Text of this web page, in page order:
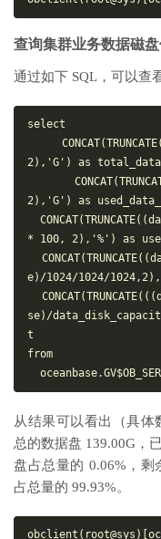
查询集群业务数据磁
通过如下 SQL，可以查
select
2),'G') as
2),'G') as
* 100, 2),'%') as
e)/1024/1024/
se)/
t
from
从结果可以看出（具
总的数据盘 139.00G，
盘占总量的 0.06%，剩
占总量的 99.93%。